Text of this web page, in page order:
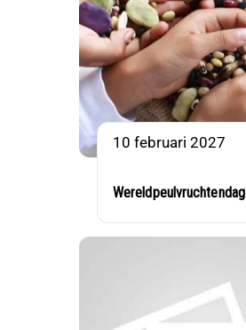
10 februari 2027
Wereldpeulvruchtendag